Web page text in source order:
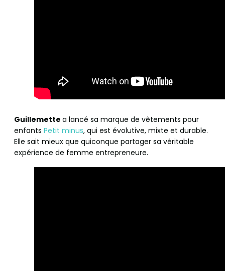
Guillemette a lancé sa marque de vêtements pour
enfants Petit minus, qui est évolutive, mixte et durable.
Elle sait mieux que quiconque partager sa véritable
expérience de femme entrepreneure.